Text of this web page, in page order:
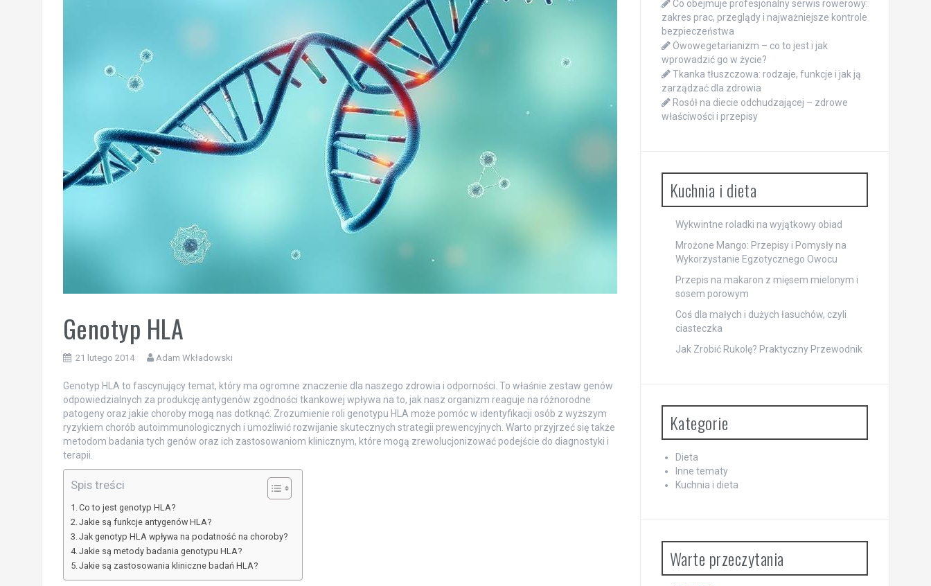
Genotyp HLA
21 lutego 2014 Adam Wkładowski
Genotyp HLA to fascynujący temat, który ma ogromne znaczenie dla naszego zdrowia i odporności. To właśnie zestaw genów
odpowiedzialnych za produkcję antygenów zgodności tkankowej wpływa na to, jak nasz organizm reaguje na różnorodne
patogeny oraz jakie choroby mogą nas dotknąć. Zrozumienie roli genotypu HLA może pomóc w identyfikacji osób z wyższym
ryzykiem chorób autoimmunologicznych i umożliwić rozwijanie skutecznych strategii prewencyjnych. Warto przyjrzeć się także
metodom badania tych genów oraz ich zastosowaniom klinicznym, które mogą zrewolucjonizować podejście do diagnostyki i
terapii.
Spis treści
Co to jest genotyp HLA?
Jakie są funkcje antygenów HLA?
Jak genotyp HLA wpływa na podatność na choroby?
Jakie są metody badania genotypu HLA?
Jakie są zastosowania kliniczne badań HLA?
Co obejmuje profesjonalny serwis rowerowy:
zakres prac, przeglądy i najważniejsze kontrole
bezpieczeństwa
Owowegetarianizm – co to jest i jak
wprowadzić go w życie?
Tkanka tłuszczowa: rodzaje, funkcje i jak ją
zarządzać dla zdrowia
Rosół na diecie odchudzającej – zdrowe
właściwości i przepisy
Kuchnia i dieta
Wykwintne roladki na wyjątkowy obiad
Mrożone Mango: Przepisy i Pomysły na
Wykorzystanie Egzotycznego Owocu
Przepis na makaron z mięsem mielonym i
sosem porowym
Coś dla małych i dużych łasuchów, czyli
ciasteczka
Jak Zrobić Rukolę? Praktyczny Przewodnik
Kategorie
Dieta
Inne tematy
Kuchnia i dieta
Warte przeczytania